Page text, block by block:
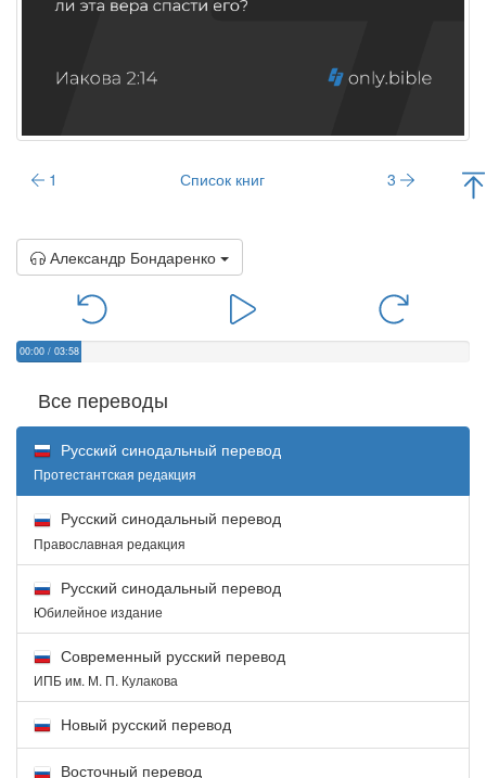
1 Список книг 3
Александр Бондаренко
00:00 / 03:58
Все переводы
Русский синодальный перевод
Протестантская редакция
Русский синодальный перевод
Православная редакция
Русский синодальный перевод
Юбилейное издание
Современный русский перевод
ИПБ им. М. П. Кулакова
Новый русский перевод
Восточный перевод